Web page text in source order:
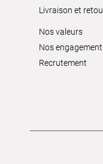
Livraison et
Nos valeurs
Nos
Recrutement